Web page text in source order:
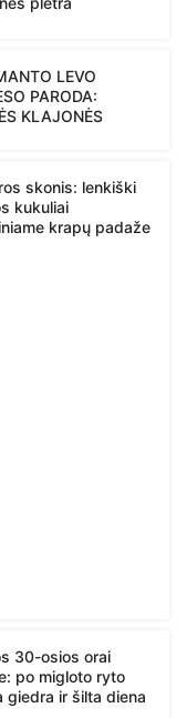
LEVO
PARODA:
KLAJONĖS
skonis: lenkiški
kukuliai
krapų padaže
30-osios orai
po migloto ryto
giedra ir šilta diena